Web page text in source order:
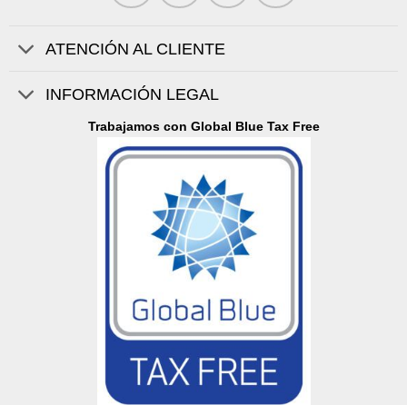
ATENCIÓN AL CLIENTE
INFORMACIÓN LEGAL
Trabajamos con Global Blue Tax Free